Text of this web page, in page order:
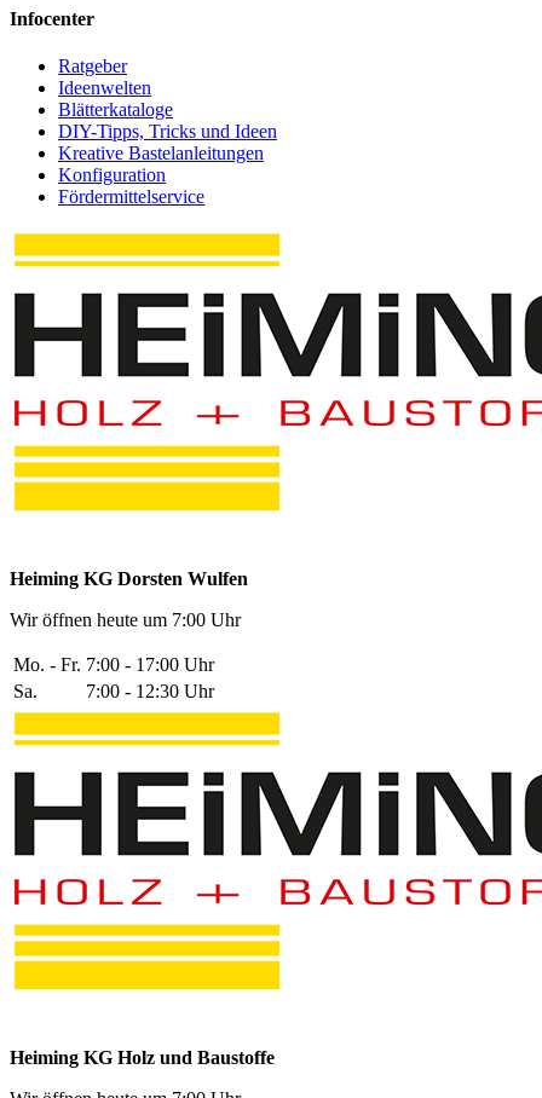
Infocenter
Ratgeber
Ideenwelten
Blätterkataloge
DIY-Tipps, Tricks und Ideen
Kreative Bastelanleitungen
Konfiguration
Fördermittelservice
Heiming KG Dorsten Wulfen
Wir öffnen heute um 7:00 Uhr
Mo. - Fr. 7:00 - 17:00 Uhr
Sa.
7:00 - 12:30 Uhr
Heiming KG Holz und Baustoffe